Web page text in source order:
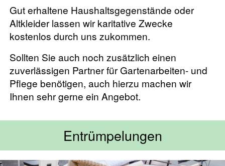
Gut erhaltene Haushaltsgegenstände oder
Altkleider lassen wir karitative Zwecke
kostenlos durch uns zukommen.
Sollten Sie auch noch zusätzlich einen
zuverlässigen Partner für Gartenarbeiten- und
Pflege benötigen, auch hierzu machen wir
Ihnen sehr gerne ein Angebot.
Entrümpelungen